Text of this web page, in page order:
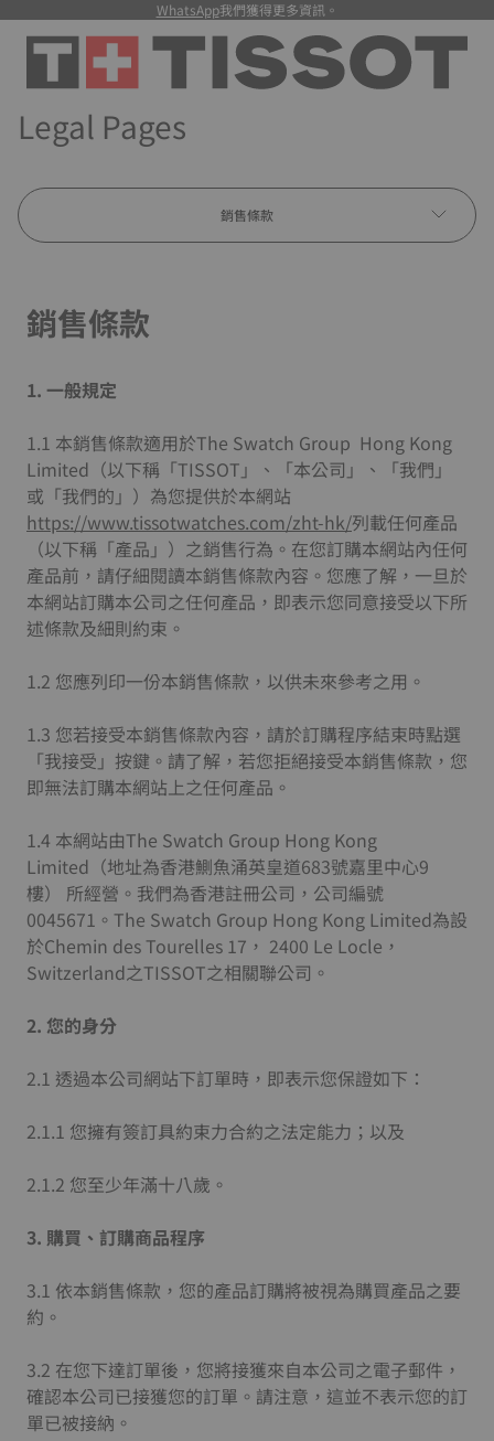
WhatsApp我們獲得更多資訊。
Legal Pages
銷售條款
銷售條款
1. 一般規定
1.1 本銷售條款適用於The Swatch Group Hong Kong
Limited（以下稱「TISSOT」、「本公司」、「我們」
或「我們的」）為您提供於本網站
https://www.tissotwatches.com/zht-hk/列載任何產品
（以下稱「產品」）之銷售行為。在您訂購本網站內任何
產品前，請仔細閱讀本銷售條款內容。您應了解，一旦於
本網站訂購本公司之任何產品，即表示您同意接受以下所
述條款及細則約束。
1.2 您應列印一份本銷售條款，以供未來參考之用。
1.3 您若接受本銷售條款內容，請於訂購程序結束時點選
「我接受」按鍵。請了解，若您拒絕接受本銷售條款，您
即無法訂購本網站上之任何產品。
1.4 本網站由The Swatch Group Hong Kong
Limited（地址為香港鰂魚涌英皇道683號嘉里中心9
樓） 所經營。我們為香港註冊公司，公司編號
0045671。The Swatch Group Hong Kong Limited為設
於Chemin des Tourelles 17， 2400 Le Locle，
Switzerland之TISSOT之相關聯公司。
2. 您的身分
2.1 透過本公司網站下訂單時，即表示您保證如下：
2.1.1 您擁有簽訂具約束力合約之法定能力；以及
2.1.2 您至少年滿十八歲。
3. 購買、訂購商品程序
3.1 依本銷售條款，您的產品訂購將被視為購買產品之要
約。
3.2 在您下達訂單後，您將接獲來自本公司之電子郵件，
確認本公司已接獲您的訂單。請注意，這並不表示您的訂
單已被接納。